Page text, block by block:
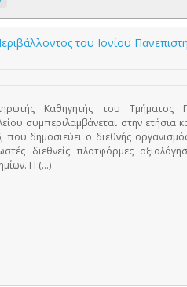
του Ιονίου
Καθηγητής του Τμήματος
συμπεριλαμβάνεται στην
που δημοσιεύει ο διεθνής
διεθνείς πλατφόρμες
Η (...)